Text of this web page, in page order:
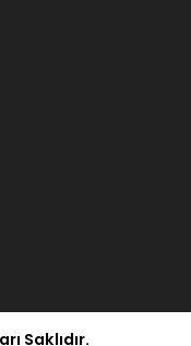
Saklıdır.